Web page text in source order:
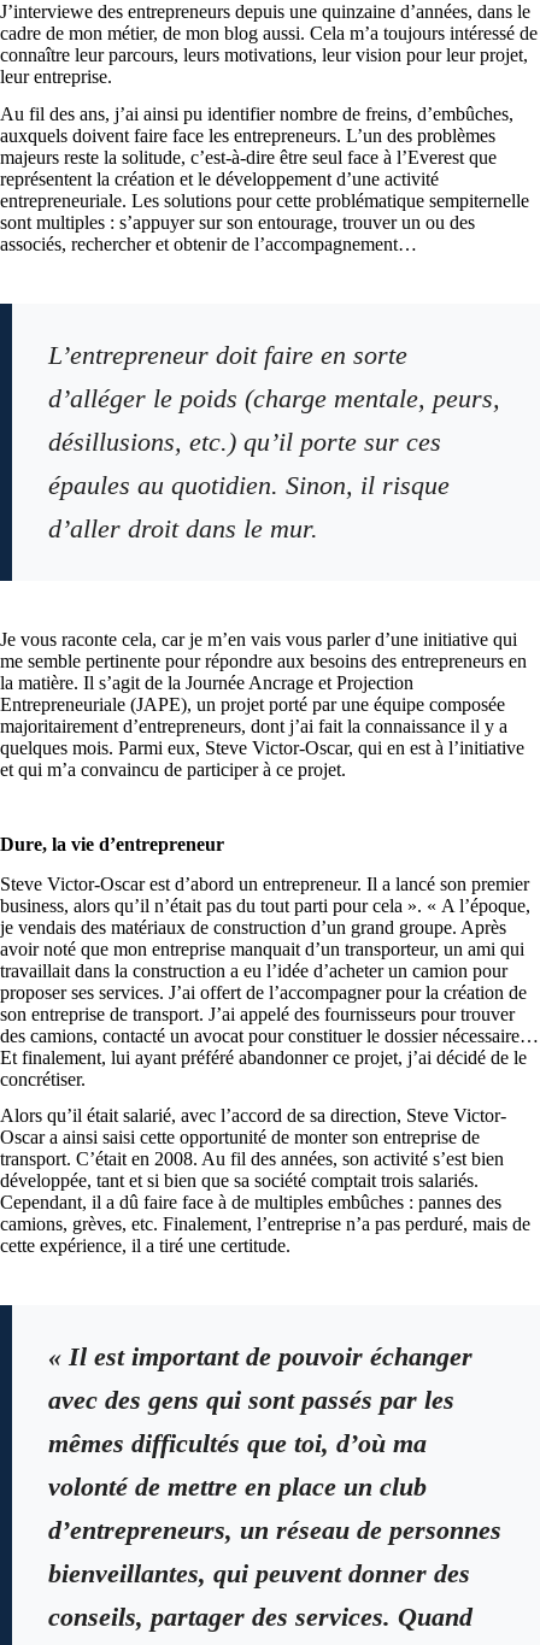
J’interviewe des entrepreneurs depuis une quinzaine d’années, dans le
cadre de mon métier, de mon blog aussi. Cela m’a toujours intéressé de
connaître leur parcours, leurs motivations, leur vision pour leur projet,
leur entreprise.
Au fil des ans, j’ai ainsi pu identifier nombre de freins, d’embûches,
auxquels doivent faire face les entrepreneurs. L’un des problèmes
majeurs reste la solitude, c’est-à-dire être seul face à l’Everest que
représentent la création et le développement d’une activité
entrepreneuriale. Les solutions pour cette problématique sempiternelle
sont multiples : s’appuyer sur son entourage, trouver un ou des
associés, rechercher et obtenir de l’accompagnement…
L’entrepreneur doit faire en sorte
d’alléger le poids (charge mentale, peurs,
désillusions, etc.) qu’il porte sur ces
épaules au quotidien. Sinon, il risque
d’aller droit dans le mur.
Je vous raconte cela, car je m’en vais vous parler d’une initiative qui
me semble pertinente pour répondre aux besoins des entrepreneurs en
la matière. Il s’agit de la Journée Ancrage et Projection
Entrepreneuriale (JAPE), un projet porté par une équipe composée
majoritairement d’entrepreneurs, dont j’ai fait la connaissance il y a
quelques mois. Parmi eux, Steve Victor-Oscar, qui en est à l’initiative
et qui m’a convaincu de participer à ce projet.
Dure, la vie d’entrepreneur
Steve Victor-Oscar est d’abord un entrepreneur. Il a lancé son premier
business, alors qu’il n’était pas du tout parti pour cela ». « A l’époque,
je vendais des matériaux de construction d’un grand groupe. Après
avoir noté que mon entreprise manquait d’un transporteur, un ami qui
travaillait dans la construction a eu l’idée d’acheter un camion pour
proposer ses services. J’ai offert de l’accompagner pour la création de
son entreprise de transport. J’ai appelé des fournisseurs pour trouver
des camions, contacté un avocat pour constituer le dossier nécessaire…
Et finalement, lui ayant préféré abandonner ce projet, j’ai décidé de le
concrétiser.
Alors qu’il était salarié, avec l’accord de sa direction, Steve Victor-
Oscar a ainsi saisi cette opportunité de monter son entreprise de
transport. C’était en 2008. Au fil des années, son activité s’est bien
développée, tant et si bien que sa société comptait trois salariés.
Cependant, il a dû faire face à de multiples embûches : pannes des
camions, grèves, etc. Finalement, l’entreprise n’a pas perduré, mais de
cette expérience, il a tiré une certitude.
« Il est important de pouvoir échanger
avec des gens qui sont passés par les
mêmes difficultés que toi, d’où ma
volonté de mettre en place un club
d’entrepreneurs, un réseau de personnes
bienveillantes, qui peuvent donner des
conseils, partager des services. Quand